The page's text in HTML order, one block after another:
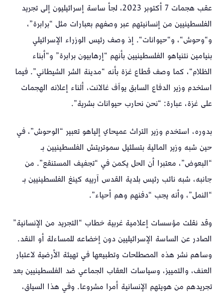
عقب هجمات 7 أكتوبر 2023، لجأ ساسة إسرائيليون إلى تجريد
الفلسطينيين من إنسانيتهم عبر وصفهم بعبارات مثل “برابرة”،
و“وحوش“، و“حيوانات“. إذ وصف رئيس الوزراء الإسرائيلي
بنيامين نتنياهو الفلسطينيين بأنهم “إرهابيون برابرة” و“أبناء
الظلام“، كما وصف قطاع غزة بأنه “مدينة الشر الشيطاني”. فيما
استخدم وزير الدفاع السابق يوآف غالانت، أثناء إعلانه الهجمات
على غزة، عبارة: “نحن نحارب حيوانات بشرية”.
بدوره، استخدم وزير التراث عميحاي إلياهو تعبير “الوحوش”، في
حين شبه وزير المالية بتسلئيل سموتريتش الفلسطينيين بـ
“البعوض”، معتبرا أن الحل يكمن في “تجفيف المستنقع”. من
جانبه، شبه نائب رئيس بلدية القدس آرييه كينغ الفلسطينيين بـ
“النمل”، وأنه يجب “دفنهم وهم أحياء”.
وقد نقلت مؤسسات إعلامية غربية خطاب “التجريد من الإنسانية”
الصادر عن الساسة الإسرائيليين دون إخضاعه للمساءلة أو النقد.
وساهم نشر هذه المصطلحات وتطبيعها في تهيئة الأرضية لاعتبار
العنف، والتمييز، وسياسات العقاب الجماعي ضد الفلسطينيين بعد
تجريدهم من هويتهم الإنسانية أمرا مشروعا. وفي هذا السياق،